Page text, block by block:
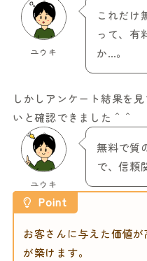
ユウキ
これだけ
って、有
か…。
しかしアンケート結果を
いと確認できました＾＾
ユウキ
無料で質
で、信頼
Point
お客さんに与えた価値
が築けます。